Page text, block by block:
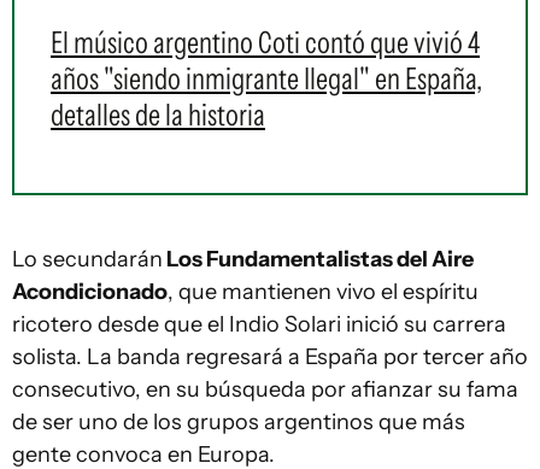
El músico argentino Coti contó que vivió 4
años "siendo inmigrante Ilegal" en España,
detalles de la historia
Lo secundarán Los Fundamentalistas del Aire
Acondicionado, que mantienen vivo el espíritu
ricotero desde que el Indio Solari inició su carrera
solista. La banda regresará a España por tercer año
consecutivo, en su búsqueda por afianzar su fama
de ser uno de los grupos argentinos que más
gente convoca en Europa.